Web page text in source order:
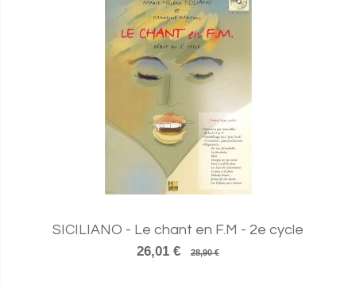
SICILIANO - Le chant en F.M - 2e cycle
26,01 €
28,90 €